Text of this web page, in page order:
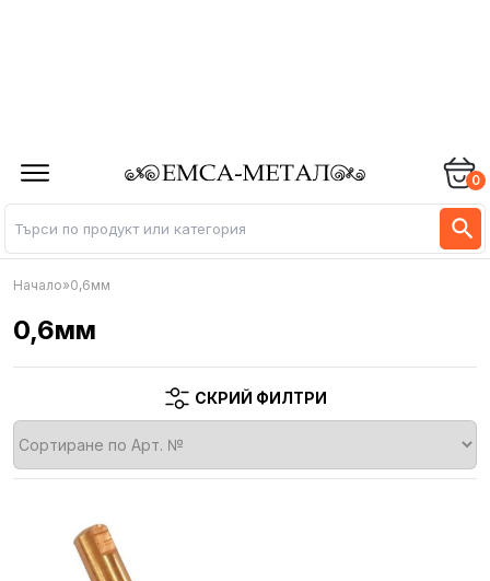
0
Начало»0,6мм
0,6мм
СКРИЙ ФИЛТРИ